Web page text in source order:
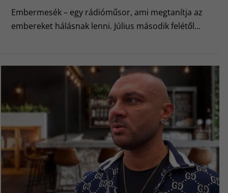
Embermesék – egy rádióműsor, ami megtanítja az
embereket hálásnak lenni. Július második felétől...